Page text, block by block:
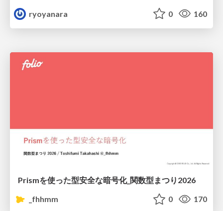
ryoyanara
0 160
Prismを使った型安全な暗号化_関数型まつり2026
_fhhmm
0 170